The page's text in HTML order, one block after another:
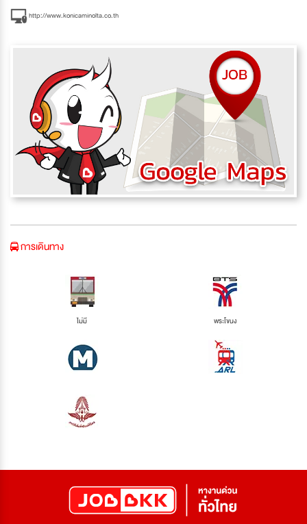
http://www.konicaminolta.co.th
การเดินทาง
ไม่มี พระโขนง